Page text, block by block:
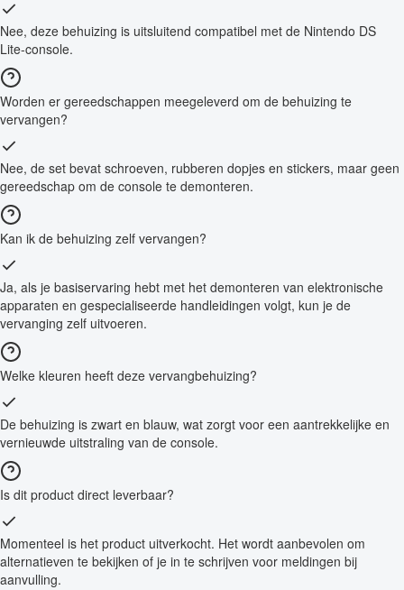
Nee, deze behuizing is uitsluitend compatibel met de Nintendo DS
Lite-console.
Worden er gereedschappen meegeleverd om de behuizing te
vervangen?
Nee, de set bevat schroeven, rubberen dopjes en stickers, maar geen
gereedschap om de console te demonteren.
Kan ik de behuizing zelf vervangen?
Ja, als je basiservaring hebt met het demonteren van elektronische
apparaten en gespecialiseerde handleidingen volgt, kun je de
vervanging zelf uitvoeren.
Welke kleuren heeft deze vervangbehuizing?
De behuizing is zwart en blauw, wat zorgt voor een aantrekkelijke en
vernieuwde uitstraling van de console.
Is dit product direct leverbaar?
Momenteel is het product uitverkocht. Het wordt aanbevolen om
alternatieven te bekijken of je in te schrijven voor meldingen bij
aanvulling.